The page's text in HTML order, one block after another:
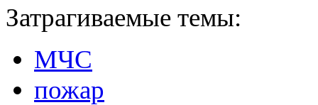
Затрагиваемые темы:
МЧС
пожар